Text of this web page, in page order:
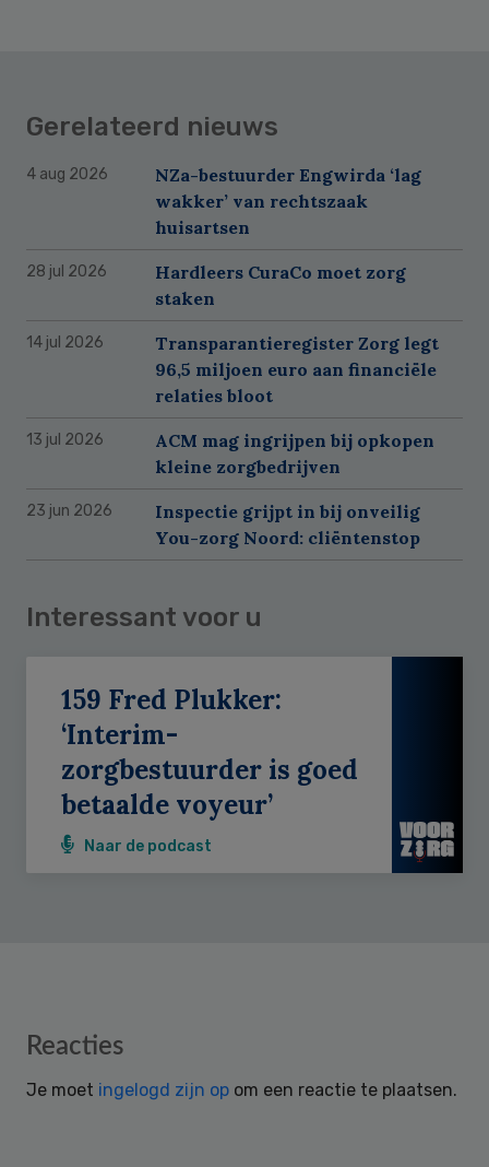
Gerelateerd nieuws
4 aug 2026
NZa-bestuurder Engwirda ‘lag
wakker’ van rechtszaak
huisartsen
28 jul 2026
Hardleers CuraCo moet zorg
staken
14 jul 2026
Transparantieregister Zorg legt
96,5 miljoen euro aan financiële
relaties bloot
13 jul 2026
ACM mag ingrijpen bij opkopen
kleine zorgbedrijven
23 jun 2026
Inspectie grijpt in bij onveilig
You-zorg Noord: cliëntenstop
Interessant voor u
159 Fred Plukker:
‘Interim-
zorgbestuurder is goed
betaalde voyeur’
Naar de podcast
Reader
Reacties
Je moet ingelogd zijn op om een reactie te plaatsen.